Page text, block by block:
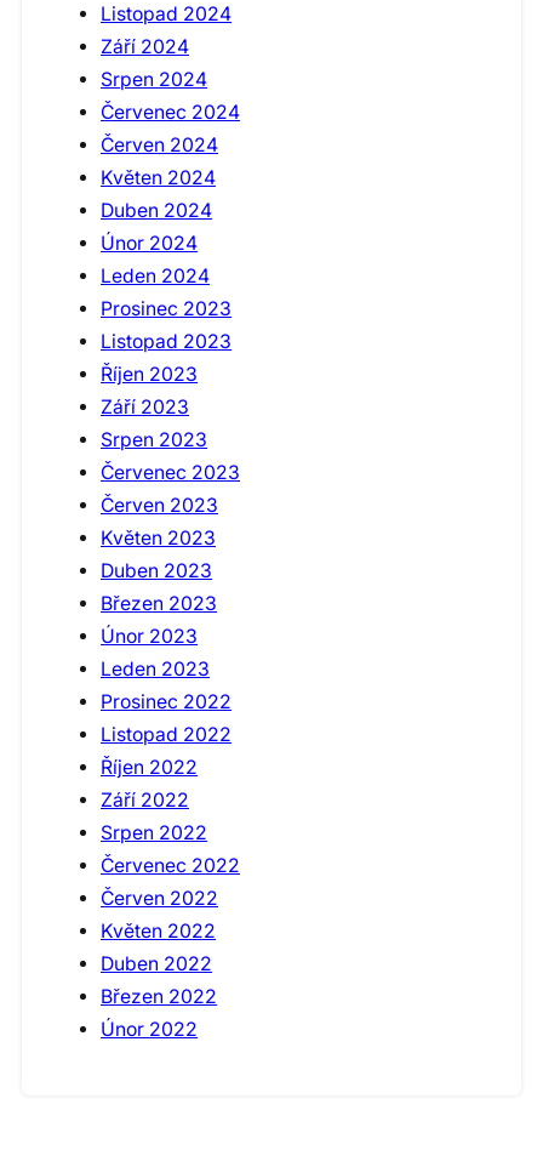
Listopad 2024
Září 2024
Srpen 2024
Červenec 2024
Červen 2024
Květen 2024
Duben 2024
Únor 2024
Leden 2024
Prosinec 2023
Listopad 2023
Říjen 2023
Září 2023
Srpen 2023
Červenec 2023
Červen 2023
Květen 2023
Duben 2023
Březen 2023
Únor 2023
Leden 2023
Prosinec 2022
Listopad 2022
Říjen 2022
Září 2022
Srpen 2022
Červenec 2022
Červen 2022
Květen 2022
Duben 2022
Březen 2022
Únor 2022